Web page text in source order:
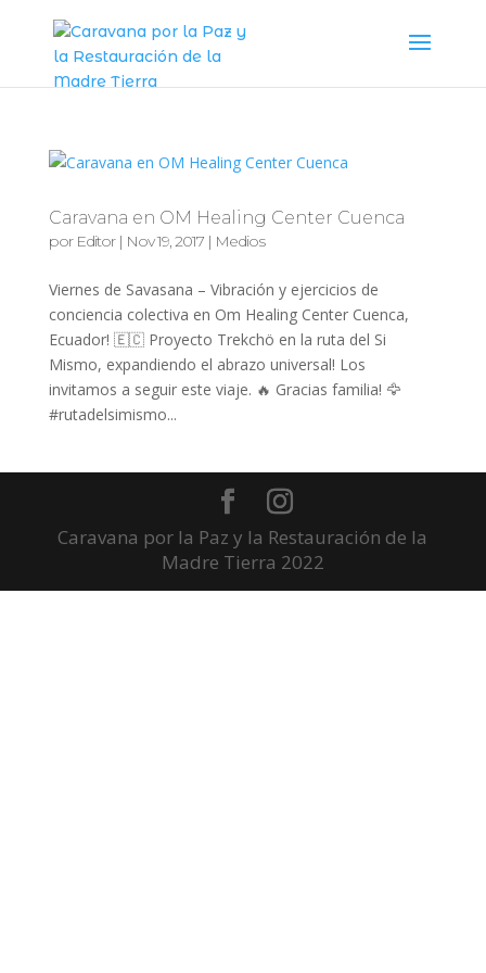
Caravana en OM Healing Center Cuenca
por Editor| Nov 19, 2017| Medios
Viernes de Savasana – Vibración y ejercicios de
conciencia colectiva en Om Healing Center Cuenca,
Ecuador! 🇪🇨 Proyecto Trekchö en la ruta del Si
Mismo, expandiendo el abrazo universal! Los
invitamos a seguir este viaje. 🔥 Gracias familia! 🦅
#rutadelsimismo...
Caravana por la Paz y la Restauración de la
Madre Tierra 2022